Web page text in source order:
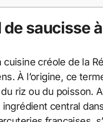
saucisse
créole de la
À l’origine, ce
riz ou du poisson.
central